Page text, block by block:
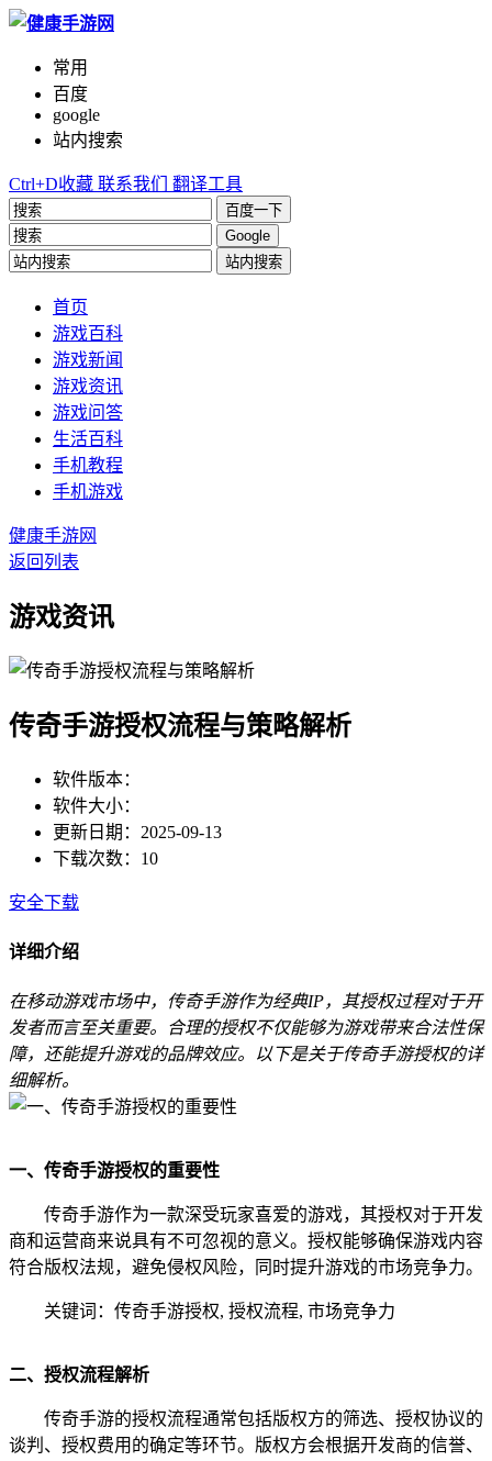
常用
百度
google
站内搜索
Ctrl+D收藏 联系我们 翻译工具
百度一下
Google
站内搜索
首页
游戏百科
游戏新闻
游戏资讯
游戏问答
生活百科
手机教程
手机游戏
健康手游网
返回列表
游戏资讯
传奇手游授权流程与策略解析
软件版本：
软件大小：
更新日期：2025-09-13
下载次数：10
安全下载
详细介绍
在移动游戏市场中，传奇手游作为经典IP，其授权过程对于开
发者而言至关重要。合理的授权不仅能够为游戏带来合法性保
障，还能提升游戏的品牌效应。以下是关于传奇手游授权的详
细解析。
一、传奇手游授权的重要性
传奇手游作为一款深受玩家喜爱的游戏，其授权对于开发
商和运营商来说具有不可忽视的意义。授权能够确保游戏内容
符合版权法规，避免侵权风险，同时提升游戏的市场竞争力。
关键词：传奇手游授权, 授权流程, 市场竞争力
二、授权流程解析
传奇手游的授权流程通常包括版权方的筛选、授权协议的
谈判、授权费用的确定等环节。版权方会根据开发商的信誉、